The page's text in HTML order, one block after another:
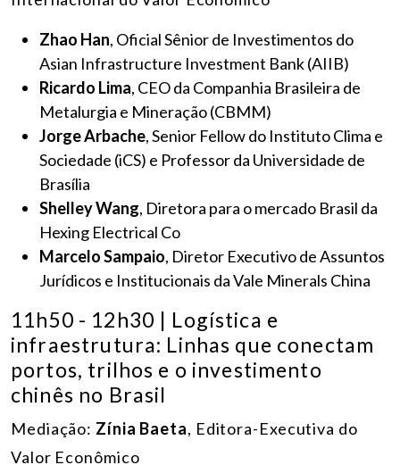
Zhao Han, Oficial Sênior de Investimentos do
Asian Infrastructure Investment Bank (AIIB)
Ricardo Lima, CEO da Companhia Brasileira de
Metalurgia e Mineração (CBMM)
Jorge Arbache, Senior Fellow do Instituto Clima e
Sociedade (iCS) e Professor da Universidade de
Brasília
Shelley Wang, Diretora para o mercado Brasil da
Hexing Electrical Co
Marcelo Sampaio, Diretor Executivo de Assuntos
Jurídicos e Institucionais da Vale Minerals China
11h50 - 12h30 | Logística e
infraestrutura: Linhas que conectam
portos, trilhos e o investimento
chinês no Brasil
Mediação: Zínia Baeta, Editora-Executiva do
Valor Econômico